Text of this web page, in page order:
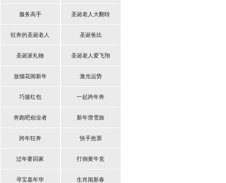
服务高手 圣诞老人大翻转
狂奔的圣诞老人 圣诞爸比
圣诞派礼物 圣诞老人爱飞翔
放烟花闹新年 激光运势
巧接红包 一起跨年奔
奔跑吧创业者 新年滑雪旅
跨年狂奔 快手抢票
过年要回家 打倒黄牛党
寻宝嘉年华 生肖闹新春